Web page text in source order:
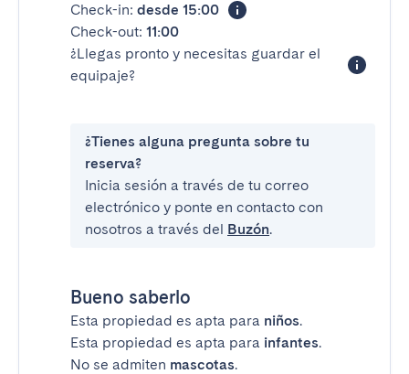
Check-in: desde 15:00
Check-out: 11:00
¿Llegas pronto y necesitas guardar el
equipaje?
¿Tienes alguna pregunta sobre tu
reserva?
Inicia sesión a través de tu correo
electrónico y ponte en contacto con
nosotros a través del Buzón.
Bueno saberlo
Esta propiedad es apta para niños.
Esta propiedad es apta para infantes.
No se admiten mascotas.